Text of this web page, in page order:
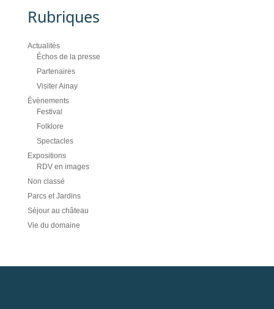
Rubriques
Actualités
Échos de la presse
Partenaires
Visiter Ainay
Évènements
Festival
Folklore
Spectacles
Expositions
RDV en images
Non classé
Parcs et Jardins
Séjour au château
Vie du domaine